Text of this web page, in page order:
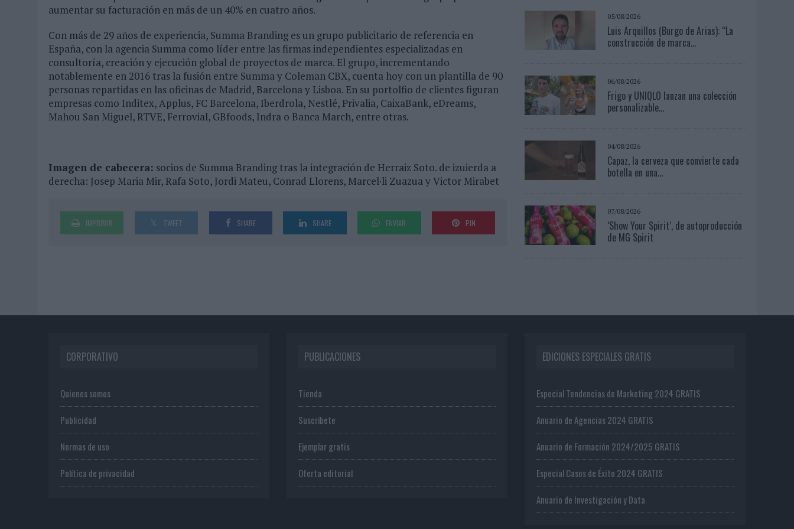
aumentar su facturación en más de un 40% en cuatro años.
Con más de 29 años de experiencia, Summa Branding es un grupo publicitario de referencia en
España, con la agencia Summa como líder entre las firmas independientes especializadas en
consultoría, creación y ejecución global de proyectos de marca. El grupo, incrementando
notablemente en 2016 tras la fusión entre Summa y Coleman CBX, cuenta hoy con un plantilla de 90
personas repartidas en las oficinas de Madrid, Barcelona y Lisboa. En su portolfio de clientes figuran
empresas como Inditex, Applus, FC Barcelona, Iberdrola, Nestlé, Privalia, CaixaBank, eDreams,
Mahou San Miguel, RTVE, Ferrovial, GBfoods, Indra o Banca March, entre otras.
Imagen de cabecera: socios de Summa Branding tras la integración de Herraiz Soto. de izuierda a
derecha: Josep Maria Mir, Rafa Soto, Jordi Mateu, Conrad Llorens, Marcel·li Zuazua y Victor Mirabet
IMPRIMIR TWEET SHARE SHARE ENVIAR PIN
05/08/2026
Luis Arquillos (Burgo de Arias): “La
construcción de marca...
06/08/2026
Frigo y UNIQLO lanzan una colección
personalizable...
04/08/2026
Capaz, la cerveza que convierte cada
botella en una...
07/08/2026
‘Show Your Spirit’, de autoproducción
de MG Spirit
CORPORATIVO
Quienes somos
Publicidad
Normas de uso
Política de privacidad
PUBLICACIONES
Tienda
Suscríbete
Ejemplar gratis
Oferta editorial
EDICIONES ESPECIALES GRATIS
Especial Tendencias de Marketing 2024 GRATIS
Anuario de Agencias 2024 GRATIS
Anuario de Formación 2024/2025 GRATIS
Especial Casos de Éxito 2024 GRATIS
Anuario de Investigación y Data